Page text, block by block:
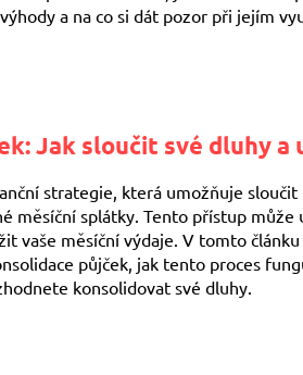
a na co si dát pozor při jejím
Jak sloučit své dluhy
strategie, která umožňuje sloučit
měsíční splátky. Tento přístup může
vaše měsíční výdaje. V tomto
půjček, jak tento proces
konsolidovat své dluhy.